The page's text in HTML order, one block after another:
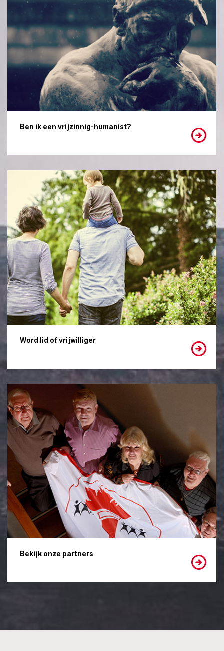
Ben ik een vrijzinnig-humanist?
Word lid of vrijwilliger
Bekijk onze partners